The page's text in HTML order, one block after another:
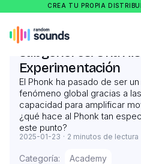
CREA TU PROPIA
La Evolución del
subgéneros: Una
Experimentación
El Phonk ha pasado de ser
fenómeno global gracias a
capacidad para amplificar
¿qué hace al Phonk tan
este punto?
2025-01-23 · 2 minutos de lectura
Categoría: Academy